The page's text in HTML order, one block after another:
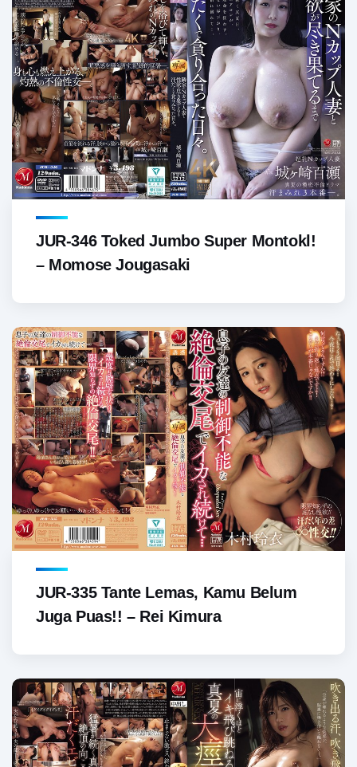
JUR-346 Toked Jumbo Super Montokl!
– Momose Jougasaki
JUR-335 Tante Lemas, Kamu Belum
Juga Puas!! – Rei Kimura